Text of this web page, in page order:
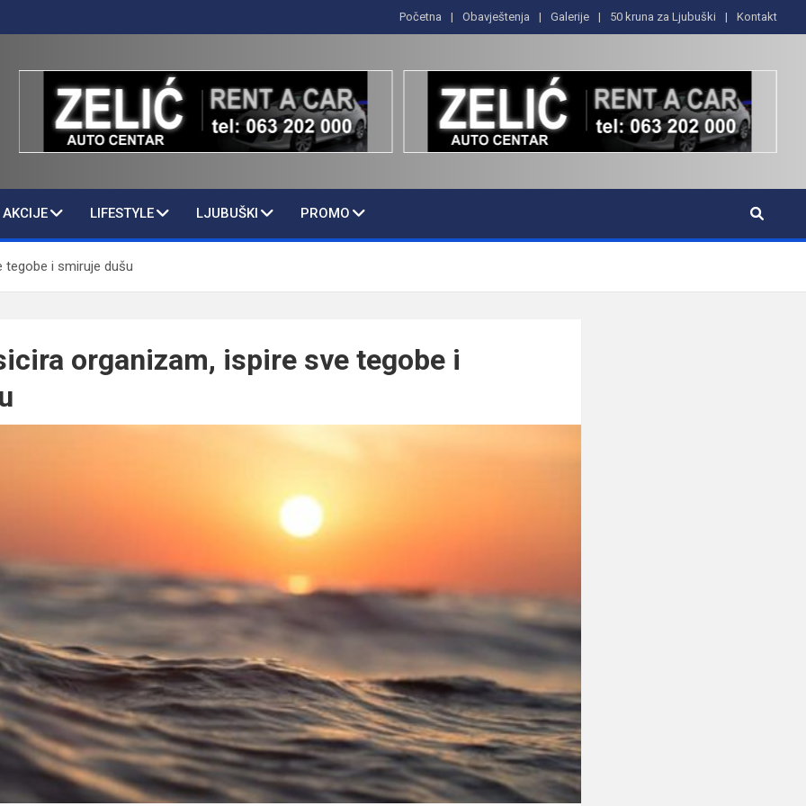
Početna Obavještenja Galerije 50 kruna za Ljubuški Kontakt
LIFESTYLE LJUBUŠKI PROMO
tegobe i smiruje dušu
organizam, ispire sve tegobe i